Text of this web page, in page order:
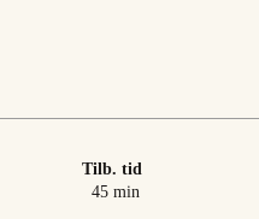
Tilb. tid
45minutter
min